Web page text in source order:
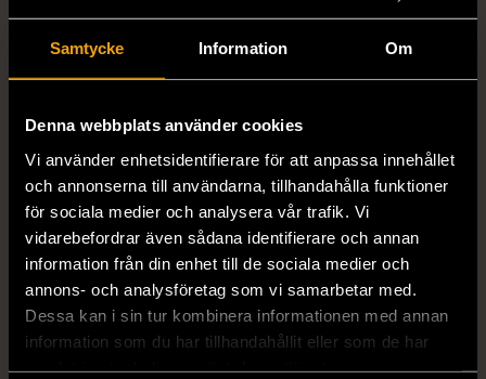
Samtycke Information Om
Denna webbplats använder cookies
Vi använder enhetsidentifierare för att anpassa innehållet
och annonserna till användarna, tillhandahålla funktioner
för sociala medier och analysera vår trafik. Vi
vidarebefordrar även sådana identifierare och annan
information från din enhet till de sociala medier och
annons- och analysföretag som vi samarbetar med.
Dessa kan i sin tur kombinera informationen med annan
information som du har tillhandahållit eller som de har
16.5cm
Färg Rosa
Material Glas
Produkten är unik och finns enbart som 1 st i lager.
Fri frakt på alla köp över 990 kr.
14 dagars ångerrät.